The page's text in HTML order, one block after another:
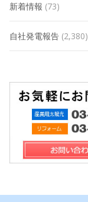
新着情報 (73)
自社発電報告 (2,380)